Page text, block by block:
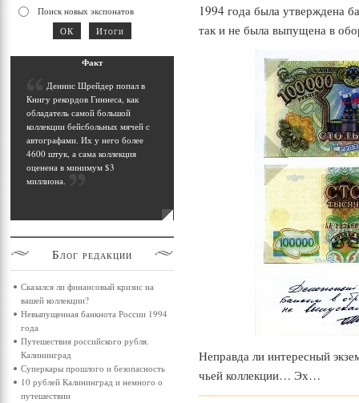
1994 года была утверждена
так и не была выпущена в
Неправда ли интересный
чьей коллекции… Эх…
Поиск новых экспонатов
Факт
Деннис Шрейдер попал в
Книгу рекордов Гиннеса, как
обладатель самой большой
коллекции бейсбольных мячей с
автографами. Их у него более
4600 штук, а сама коллекция
оценена в минимум $3
миллиона.
Блог редакции
Сказался ли финансовый кризис на
вашей коллекции?
Невыпущенная банкнота России 1994
года
Путешествия российского рубля.
Калининград
Суперкары прошлого и безопасность
10 рублей Калининград и немного о
путешествии